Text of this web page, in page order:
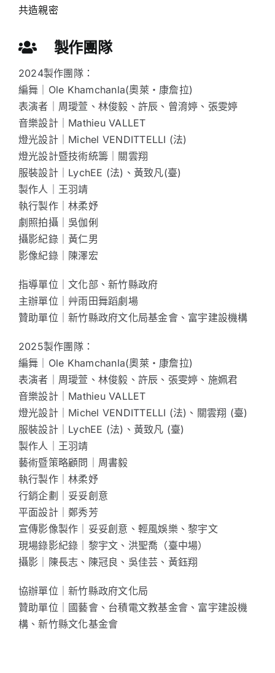
共造親密
製作團隊
2024製作團隊：
編舞｜Ole Khamchanla(奧萊・康詹拉)
表演者｜周璦萱、林俊毅、許辰、曾淯婷、張雯婷
音樂設計｜Mathieu VALLET
燈光設計｜Michel VENDITTELLI (法)
燈光設計暨技術統籌｜關雲翔
服裝設計｜LychEE (法)、黃致凡(臺)
製作人｜王羽靖
執行製作｜林柔妤
劇照拍攝｜吳伽俐
攝影紀錄｜黃仁男
影像紀錄｜陳澤宏
指導單位｜文化部、新竹縣政府
主辦單位｜艸雨田舞蹈劇場
贊助單位｜新竹縣政府文化局基金會、富宇建設機構
2025製作團隊：
編舞｜Ole Khamchanla(奧萊・康詹拉)
表演者｜周璦萱、林俊毅、許辰、張雯婷、施姵君
音樂設計｜Mathieu VALLET
燈光設計｜Michel VENDITTELLI (法)、關雲翔 (臺)
服裝設計｜LychEE (法)、黃致凡 (臺)
製作人｜王羽靖
藝術暨策略顧問｜周書毅
執行製作｜林柔妤
行銷企劃｜妥妥創意
平面設計｜鄭秀芳
宣傳影像製作｜妥妥創意、輕風娛樂、黎宇文
現場錄影紀錄｜黎宇文、洪聖喬（臺中場）
攝影｜陳長志、陳冠良、吳佳芸、黃鈺翔
協辦單位｜新竹縣政府文化局
贊助單位｜國藝會、台積電文教基金會、富宇建設機
構、新竹縣文化基金會